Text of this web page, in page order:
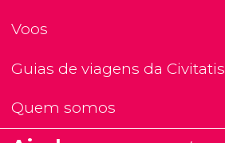
Voos
Guias de viagens da Civitatis
Quem somos